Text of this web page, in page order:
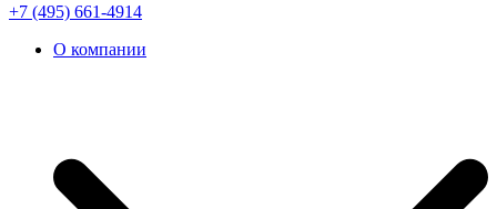
+7 (495) 661-4914
О компании